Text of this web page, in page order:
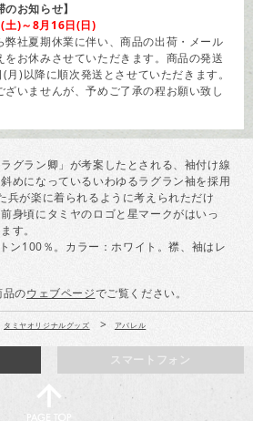
お知らせ】
土)～8月16日(日)
社夏期休業に伴い、商品の出荷・メール
お休みさせていただきます。商品の発送
)以降に順次発送とさせていただきます。
いませんが、予めご了承の程お願い致し
グラン卿」が考案したとされる、袖付け線
めになっているいわゆるラグラン袖を採用
兵が楽に着られるように考えられただけ
身頃にタミヤのロゴと星マークがはいっ
す。
ン100％。カラー：ホワイト。襟、袖はレ
品のウェブページでご覧ください。
タミヤオリジナルグッズ > アパレル
スマートフォン